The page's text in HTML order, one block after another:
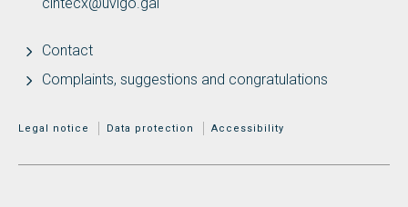
Contact
Complaints, suggestions and congratulations
MENÚ ADICIONAL
Legal notice Data protection Accessibility